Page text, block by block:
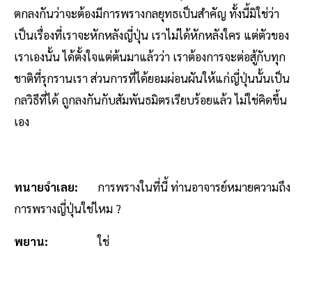
ตกลงกันว่าจะต้องมีการพรางกลยุทธเป็นสำคัญ ทั้งนี้มิใช่ว่า
เป็นเรื่องที่เราจะหักหลังญี่ปุ่น เราไม่ได้หักหลังใคร แต่ตัวของ
เราเองนั้น ได้ตั้งใจแต่ต้นมาแล้วว่า เราต้องการจะต่อสู้กับทุก
ชาติที่รุกรานเรา ส่วนการที่ได้ยอมผ่อนผันให้แก่ญี่ปุ่นนั้นเป็น
กลวิธีที่ได้ ถูกลงกันกับสัมพันธมิตรเรียบร้อยแล้ว ไม่ใช่คิดขึ้น
เอง
ทนายจำเลย:
การพรางในที่นี้ ท่านอาจารย์หมายความถึง
การพรางญี่ปุ่นใช่ไหม ?
พยาน: ใช่